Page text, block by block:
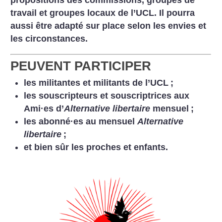
travail et groupes locaux de l’UCL. Il pourra
aussi être adapté sur place selon les envies et
les circonstances.
PEUVENT PARTICIPER
les militantes et militants de l’UCL ;
les souscripteurs et souscriptrices aux
Ami·es d’Alternative libertairemensuel ;
les abonné·es au mensuel Alternative
libertaire ;
et bien sûr les proches et enfants.